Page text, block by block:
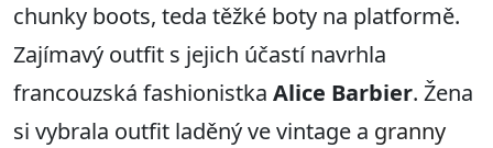
chunky boots, teda těžké boty na platformě.
Zajímavý outfit s jejich účastí navrhla
francouzská fashionistka Alice Barbier. Žena
si vybrala outfit laděný ve vintage a granny